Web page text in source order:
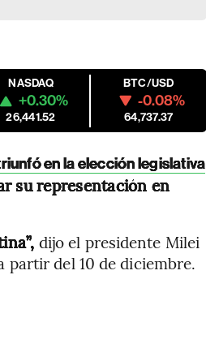
NASDAQ
+0.30%
26,441.52
BTC/USD
-0.08%
64,737.37
en la elección legislativa
su representación en
dijo el presidente Milei
partir del 10 de diciembre.